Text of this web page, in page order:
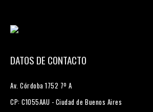
DATOS DE CONTACTO
Av. Córdoba 1752 7º A
CP: C1055AAU - Ciudad de Buenos Aires